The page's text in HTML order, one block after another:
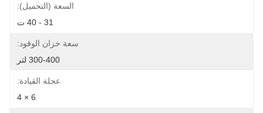
السعة (التحميل):
31 - 40 ت
سعة خزان الوقود:
300-400 لتر
عجلة القيادة:
6 × 4